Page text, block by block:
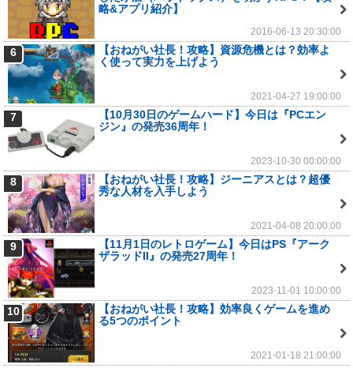
略&アプリ紹介】
2016-06-13 20:30:00
6
【おねがい社長！攻略】資源危機とは？効率よ
く使って実力を上げよう
2021-04-27 19:00:00
7
【10月30日のゲームハード】今日は『PCエン
ジン』の発売36周年！
2023-10-30 00:00:00
8
【おねがい社長！攻略】ジーニアスとは？超優
秀な人材を入手しよう
2021-04-08 20:00:00
9
【11月1日のレトロゲーム】今日はPS『アーク
ザラッドII』の発売27周年！
2023-11-01 10:00:00
10
【おねがい社長！攻略】効率良くゲームを進め
る5つのポイント
2021-01-18 21:00:00